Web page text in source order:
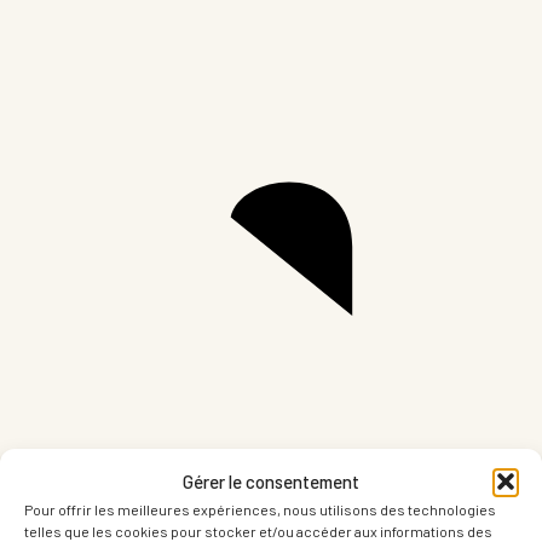
Gérer le consentement
Pour offrir les meilleures expériences, nous utilisons des technologies
telles que les cookies pour stocker et/ou accéder aux informations des
Partager sur LinkedIn